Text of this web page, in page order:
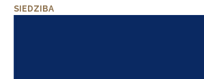
SIEDZIBA